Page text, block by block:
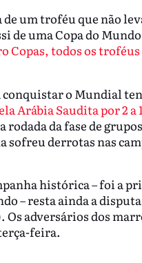
um troféu que não
de uma Copa do
Copas, todos os
conquistar o Mundial
Arábia Saudita por 2 a
rodada da fase de
derrotas nas
histórica – foi a
– resta ainda a
Os adversários dos
feira.